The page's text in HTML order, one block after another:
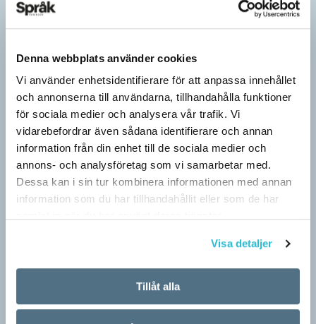
Denna webbplats använder cookies
Vi använder enhetsidentifierare för att anpassa innehållet
och annonserna till användarna, tillhandahålla funktioner
för sociala medier och analysera vår trafik. Vi
vidarebefordrar även sådana identifierare och annan
information från din enhet till de sociala medier och
annons- och analysföretag som vi samarbetar med.
Dessa kan i sin tur kombinera informationen med annan
information som du har tillhandahållit eller som de har
Visa detaljer
Tillåt alla
ersätts av dubbel­former som les étudiantes…
Pronomen avslöjar vem som ska tala
meningsstruktur. Ändå har tvååringar lärt sig grunderna
i turtagning i samtal. Förmågan utvecklas ytterligare i takt med…